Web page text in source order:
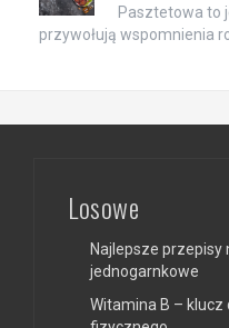
Pasztetowa to
przywołują wspomnienia
Losowe
Najlepsze przepisy
jednogarnkowe
Witamina B – klucz